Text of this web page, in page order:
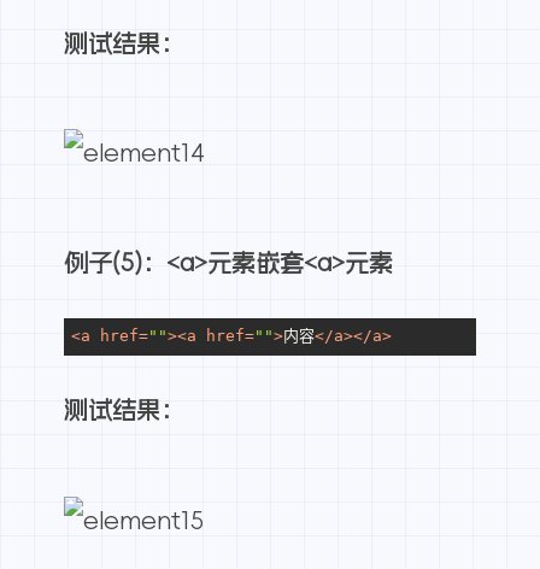
测试结果：
例子(5)：<a>元素嵌套<a>元素
<a href=""><a href="">内容</a></a>
测试结果：